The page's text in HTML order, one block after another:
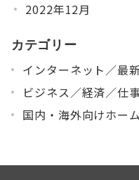
2022年12月
カテゴリー
インターネット／最
ビジネス／経済／仕
国内・海外向けホー